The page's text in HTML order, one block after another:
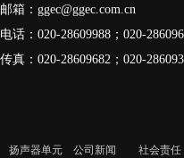
公司新闻
扬声器单元
邮箱： ggec@ggec.com.cn
电话：020-28609988； 020-
传真：020-28609682；020-
社会责任